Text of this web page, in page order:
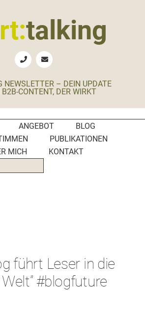
talking
NEWSLETTER – DEIN UPDATE
CONTENT, DER WIRKT
ANGEBOT
BLOG
PUBLIKATIONEN
MICH
KONTAKT
führt Leser in die
#blogfuture